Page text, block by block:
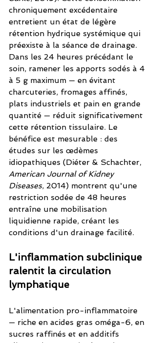
chroniquement excédentaire
entretient un état de légère
rétention hydrique systémique qui
préexiste à la séance de drainage.
Dans les 24 heures précédant le
soin, ramener les apports sodés à 4
à 5 g maximum — en évitant
charcuteries, fromages affinés,
plats industriels et pain en grande
quantité — réduit significativement
cette rétention tissulaire. Le
bénéfice est mesurable : des
études sur les œdèmes
idiopathiques (Diéter & Schachter,
American Journal of Kidney
Diseases, 2014) montrent qu'une
restriction sodée de 48 heures
entraîne une mobilisation
liquidienne rapide, créant les
conditions d'un drainage facilité.
L'inflammation subclinique
ralentit la circulation
lymphatique
L'alimentation pro-inflammatoire
— riche en acides gras oméga-6, en
sucres raffinés et en additifs